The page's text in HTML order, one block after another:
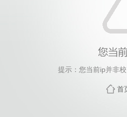
提示：您当前ip并非
首